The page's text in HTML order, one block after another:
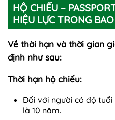
HỘ CHIẾU –
HIỆU LỰC TRONG
Về thời hạn và thời gian
định như sau:
Thời hạn hộ chiếu:
Đối với người có độ tuổi
là 10 năm.